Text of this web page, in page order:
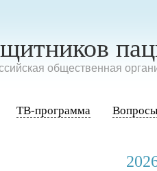
общественная
ТВ-программа